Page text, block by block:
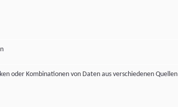
oder Kombinationen von Daten aus verschiedenen Quellen